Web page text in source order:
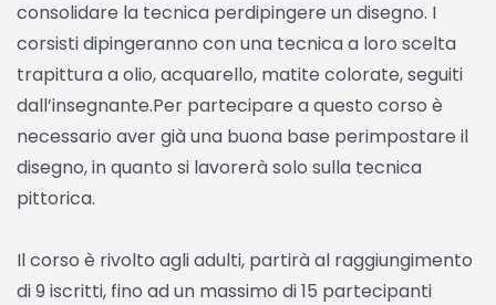
consolidare la tecnica perdipingere un disegno. I
corsisti dipingeranno con una tecnica a loro scelta
trapittura a olio, acquarello, matite colorate, seguiti
dall’insegnante.Per partecipare a questo corso è
necessario aver già una buona base perimpostare il
disegno, in quanto si lavorerà solo sulla tecnica
pittorica.
Il corso è rivolto agli adulti, partirà al raggiungimento
di 9 iscritti, fino ad un massimo di 15 partecipanti